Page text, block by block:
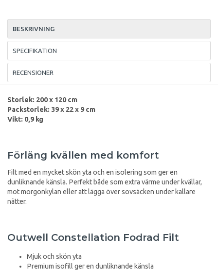
BESKRIVNING
SPECIFIKATION
RECENSIONER
Storlek: 200 x 120 cm
Packstorlek: 39 x 22 x 9 cm
Vikt: 0,9 kg
Förläng kvällen med komfort
Filt med en mycket skön yta och en isolering som ger en
dunliknande känsla. Perfekt både som extra värme under kvällar,
mot morgonkylan eller att lägga över sovsäcken under kallare
nätter.
Outwell Constellation Fodrad Filt
Mjuk och skön yta
Premium isofill ger en dunliknande känsla